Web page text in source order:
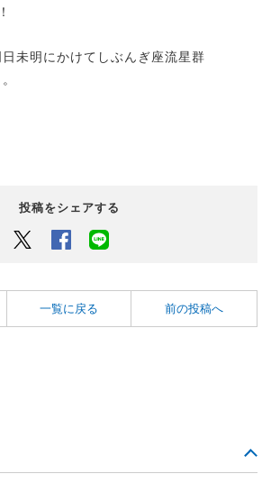
未明にかけてしぶんぎ座流星群
投稿をシェアする
Twitter Facebook
一覧に戻る 前の投稿へ